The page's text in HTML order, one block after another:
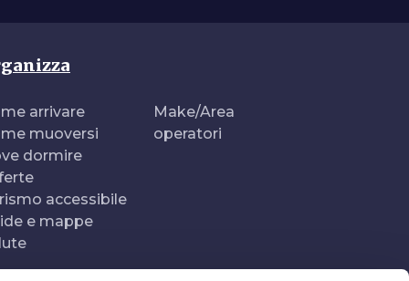
arrivare
muoversi
dormire
accessibile
e mappe
Make/Area
operatori